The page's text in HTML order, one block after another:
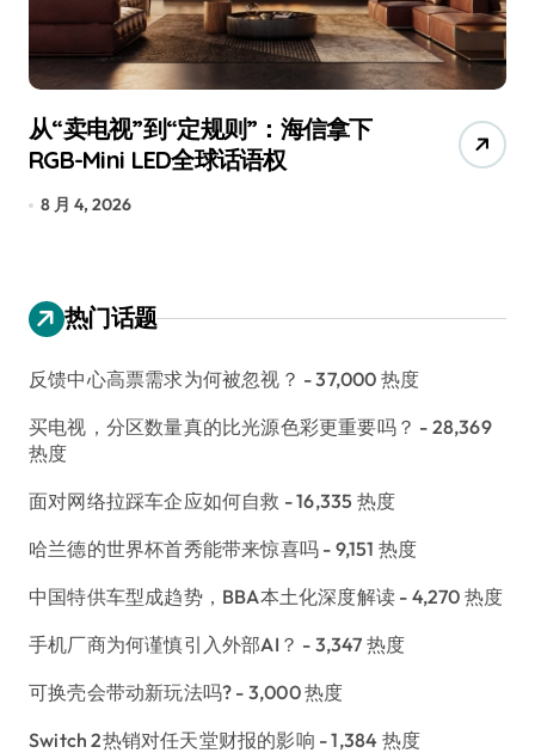
电视”到“定规则”：海信拿下
Mini LED全球话语权
2026
追觅、
已被美
热门话题
反馈中心高票需求为何被忽视？ - 37,000 热度
买电视，分区数量真的比光源色彩更重要吗？ - 28,369
热度
面对网络拉踩车企应如何自救 - 16,335 热度
哈兰德的世界杯首秀能带来惊喜吗 - 9,151 热度
中国特供车型成趋势，BBA本土化深度解读 - 4,270 热度
手机厂商为何谨慎引入外部AI？ - 3,347 热度
可换壳会带动新玩法吗? - 3,000 热度
Switch 2热销对任天堂财报的影响 - 1,384 热度